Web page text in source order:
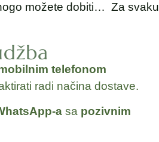
možete dobiti… Za svaku
telefonom
radi načina dostave.
asa pozivnim